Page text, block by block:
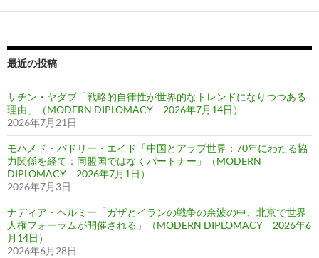
ナ
ゲ
ー
シ
ョ
ン
最近の投稿
サチン・ヤダブ「戦略的自律性が世界的なトレンドになりつつある
理由」（MODERN DIPLOMACY 2026年7月14日）
2026年7月21日
モハメド・バドリー・エイド「中国とアラブ世界：70年にわたる協
力関係を経て：同盟国ではなくパートナー」（MODERN
DIPLOMACY 2026年7月1日）
2026年7月3日
ナディア・ヘルミー「ガザとイランの戦争の余波の中、北京で世界
人権フォーラムが開催される」（MODERN DIPLOMACY 2026年6
月14日）
2026年6月28日